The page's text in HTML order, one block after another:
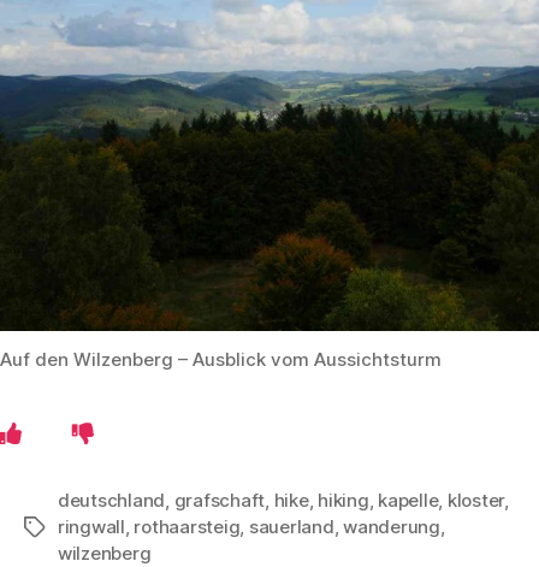
Auf den Wilzenberg – Ausblick vom Aussichtsturm
Schlagwörter
deutschland, grafschaft, hike, hiking, kapelle, kloster,
ringwall, rothaarsteig, sauerland,wanderung,
wilzenberg